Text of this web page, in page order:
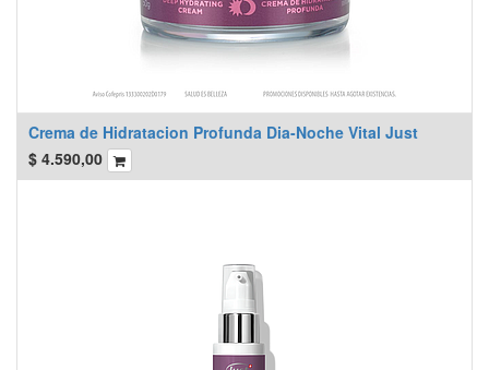
Crema de Hidratacion Profunda Dia-Noche Vital Just
$ 4.590,00